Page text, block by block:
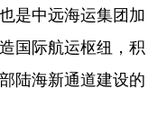
是中远海运集团加
国际航运枢纽，积
陆海新通道建设的